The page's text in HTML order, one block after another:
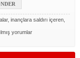
inançlara saldırı içeren,
yorumlar